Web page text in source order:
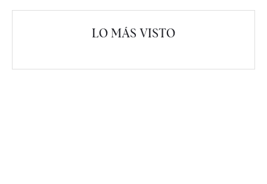
LO MÁS VISTO